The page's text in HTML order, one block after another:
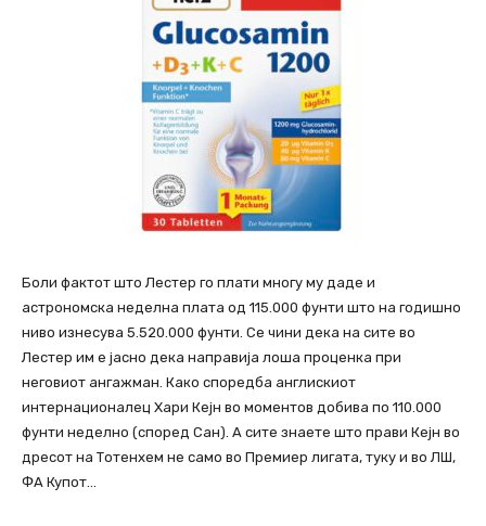
Боли фактот што Лестер го плати многу му даде и
астрономска неделна плата од 115.000 фунти што на годишно
ниво изнесува 5.520.000 фунти. Се чини дека на сите во
Лестер им е јасно дека направија лоша проценка при
неговиот ангажман. Како споредба англискиот
интернационалец Хари Кејн во моментов добива по 110.000
фунти неделно (според Сан). А сите знаете што прави Кејн во
дресот на Тотенхем не само во Премиер лигата, туку и во ЛШ,
ФА Купот…